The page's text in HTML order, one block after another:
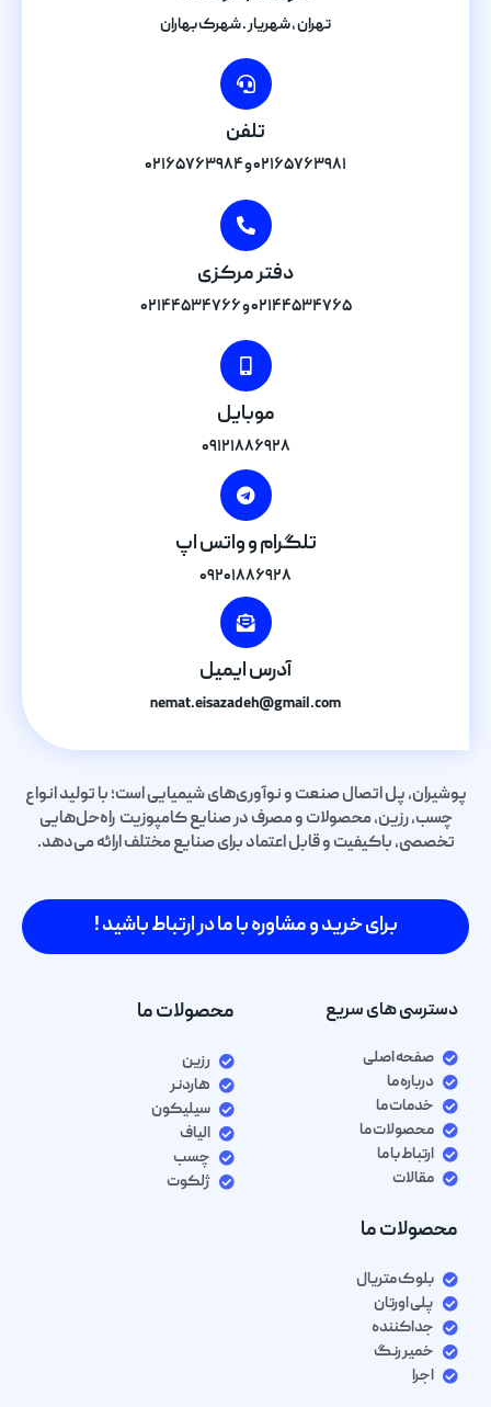
تهران , شهریار . شهرک بهاران
تلفن
۰۲۱۶۵۷۶۳۹۸۱ و ۰۲۱۶۵۷۶۳۹۸۴
دفتر مرکزی
۰۲۱۴۴۵۳۴۷۶۵ و ۰۲۱۴۴۵۳۴۷۶۶
موبایل
۰۹۱۲۱۸۸۶۹۲۸
تلگرام و واتس اپ
۰۹۲۰۱۸۸۶۹۲۸
آدرس ایمیل
nemat.eisazadeh@gmail.com
پوشیران، پل اتصال صنعت و نوآوری‌های شیمیایی است؛ با تولید انواع
چسب، رزین، محصولات و مصرف در صنایع کامپوزیت راه‌حل‌هایی
تخصصی، باکیفیت و قابل اعتماد برای صنایع مختلف ارائه می‌دهد.
برای خرید و مشاوره با ما در ارتباط باشید !
دسترسی های سریع
صفحه اصلی
درباره ما
خدمات ما
محصولات ما
ارتباط با ما
مقالات
محصولات ما
رزین
هاردنر
سیلیکون
الیاف
چسب
ژلکوت
محصولات ما
بلوک متریال
پلی اورتان
جداکننده
خمیر رنگ
اجرا